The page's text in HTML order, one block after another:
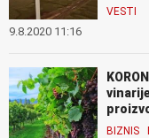
VESTI
9.8.2020 11:16
BIZNIS